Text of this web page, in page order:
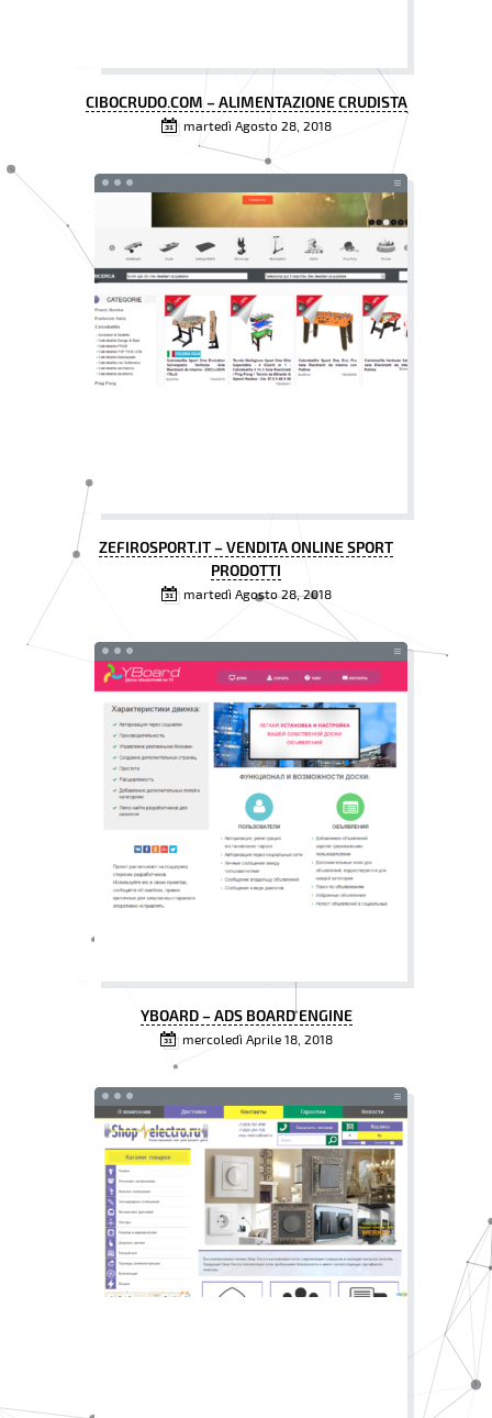
CIBOCRUDO.COM – ALIMENTAZIONE CRUDISTA
martedì Agosto 28, 2018
ZEFIROSPORT.IT – VENDITA ONLINE SPORT
PRODOTTI
martedì Agosto 28, 2018
YBOARD – ADS BOARD ENGINE
mercoledì Aprile 18, 2018